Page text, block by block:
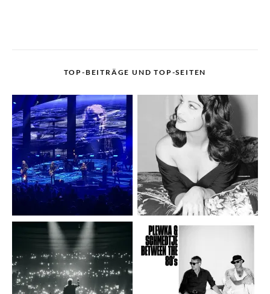
TOP-BEITRÄGE UND TOP-SEITEN